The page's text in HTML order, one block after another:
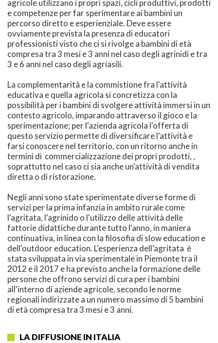
agricole utilizzano i propri spazi, cicli produttivi, prodotti
e competenze per far sperimentare ai bambini un
percorso diretto e esperienziale. Deve essere
ovviamente prevista la presenza di educatori
professionisti visto che ci si rivolge a bambini di età
compresa tra 3 mesi e 3 anni nel caso degli agrinidi e tra
3 e 6 anni nel caso degli agriasili.
La complementarità e la commistione fra l'attività
educativa e quella agricola si concretizza con la
possibilità per i bambini di svolgere attività immersi in un
contesto agricolo, imparando attraverso il gioco e la
sperimentazione; per l'azienda agricola l'offerta di
questo servizio permette di diversificare l'attività e
farsi conoscere nel territorio, con un ritorno anche in
termini di commercializzazione dei propri prodotti, ,
soprattutto nel caso ci sia anche un'attività di vendita
diretta o di ristorazione.
Negli anni sono state sperimentate diverse forme di
servizi per la prima infanzia in ambito rurale come
l'agritata, l'agrinido o l'utilizzo delle attività delle
fattorie didattiche durante tutto l'anno, in maniera
continuativa, in linea con la filosofia di slow education e
dell'outdoor education. L'esperienza dell'agritata è
stata sviluppata in via sperimentale in Piemonte tra il
2012 e il 2017 e ha previsto anche la formazione delle
persone che offrono servizi di cura per i bambini
all'interno di aziende agricole, secondo le norme
regionali indirizzate a un numero massimo di 5 bambini
di età compresa tra 3 mesi e 3 anni.
LA DIFFUSIONE IN ITALIA